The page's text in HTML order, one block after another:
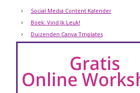
Social Media Content Kalender
Boek: Vind Ik Leuk!
Duizenden Canva Tmplates